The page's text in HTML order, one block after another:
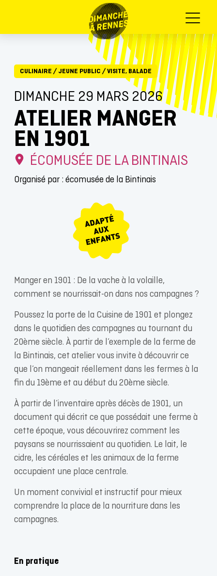
Menu
CULINAIRE / JEUNE PUBLIC /VISITE, BALADE
DIMANCHE 29 MARS 2026
ATELIER MANGER
EN 1901
ÉCOMUSÉE DE LA BINTINAIS
Organisé par : écomusée de la Bintinais
Manger en 1901 : De la vache à la volaille,
comment se nourrissait-on dans nos campagnes ?
Poussez la porte de la Cuisine de 1901 et plongez
dans le quotidien des campagnes au tournant du
20ème siècle. À partir de l’exemple de la ferme de
la Bintinais, cet atelier vous invite à découvrir ce
que l’on mangeait réellement dans les fermes à la
fin du 19ème et au début du 20ème siècle.
À partir de l’inventaire après décès de 1901, un
document qui décrit ce que possédait une ferme à
cette époque, vous découvrirez comment les
paysans se nourrissaient au quotidien. Le lait, le
cidre, les céréales et les animaux de la ferme
occupaient une place centrale.
Un moment convivial et instructif pour mieux
comprendre la place de la nourriture dans les
campagnes.
En pratique